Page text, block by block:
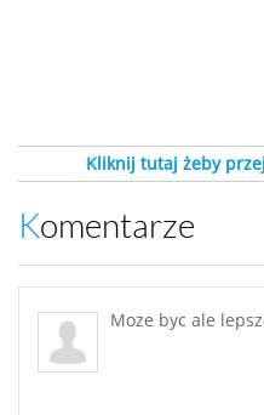
Kliknij tutaj żeby
Komentarze
Moze byc ale